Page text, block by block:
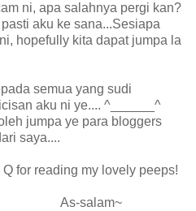
ni, apa salahnya pergi kan?
aku ke sana...Sesiapa
hopefully kita dapat jumpa la
semua yang sudi
aku ni ye.... ^______^
jumpa ye para bloggers
saya....
my lovely peeps!